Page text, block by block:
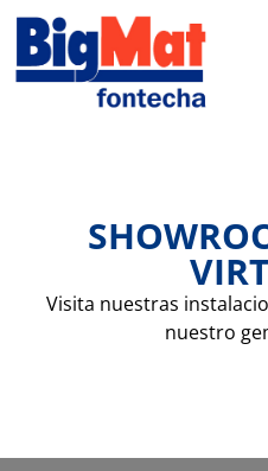
Visita nuestras
nuestro